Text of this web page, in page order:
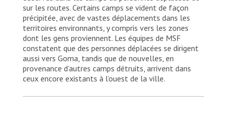
sur les routes. Certains camps se vident de façon
précipitée, avec de vastes déplacements dans les
territoires environnants, y compris vers les zones
dont les gens proviennent. Les équipes de MSF
constatent que des personnes déplacées se dirigent
aussi vers Goma, tandis que de nouvelles, en
provenance d’autres camps détruits, arrivent dans
ceux encore existants à l’ouest de la ville.